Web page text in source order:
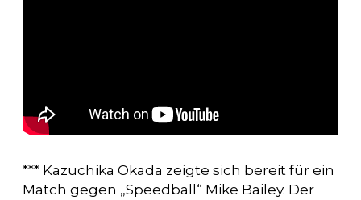
*** Kazuchika Okada zeigte sich bereit für ein
Match gegen „Speedball“ Mike Bailey. Der